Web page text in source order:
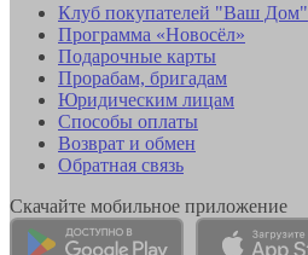
Клуб покупателей "Ваш Дом"
Программа «Новосёл»
Подарочные карты
Прорабам, бригадам
Юридическим лицам
Способы оплаты
Возврат и обмен
Обратная связь
Скачайте мобильное приложение